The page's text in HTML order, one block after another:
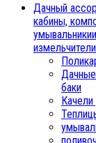
Дачный
кабины,
баки